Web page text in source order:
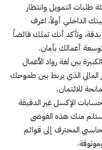
التمويل وانتظار
الداخلي أولاً. اعرف
وتأكد أنك تملك فائضاً
أعمالك بأمان.
بين لغة رواد الأعمال
المالي الذي يربط بين طموحك
للائتمان.
وحسابات الإكسل غير الدقيقة
منك هذه الفوضى
المحترف إلى قوائم